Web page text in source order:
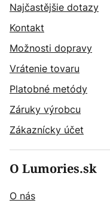
Najčastějšie dotazy
Kontakt
Možnosti dopravy
Vrátenie tovaru
Platobné metódy
Záruky výrobcu
Zákaznícky účet
O Lumories.sk
O nás